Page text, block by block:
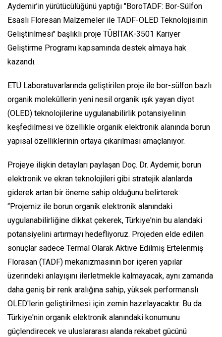
Aydemir’in yürütücülüğünü yaptığı "BoroTADF: Bor-Sülfon
Esaslı Floresan Malzemeler ile TADF-OLED Teknolojisinin
Geliştirilmesi" başlıklı proje TÜBİTAK-3501 Kariyer
Geliştirme Programı kapsamında destek almaya hak
kazandı.
ETÜ Laboratuvarlarında geliştirilen proje ile bor-sülfon bazlı
organik moleküllerin yeni nesil organik ışık yayan diyot
(OLED) teknolojilerine uygulanabilirlik potansiyelinin
keşfedilmesi ve özellikle organik elektronik alanında borun
yapısal özelliklerinin ortaya çıkarılması amaçlanıyor.
Projeye ilişkin detayları paylaşan Doç. Dr. Aydemir, borun
elektronik ve ekran teknolojileri gibi stratejik alanlarda
giderek artan bir öneme sahip olduğunu belirterek:
“Projemiz ile borun organik elektronik alanındaki
uygulanabilirliğine dikkat çekerek, Türkiye'nin bu alandaki
potansiyelini artırmayı hedefliyoruz. Projeden elde edilen
sonuçlar sadece Termal Olarak Aktive Edilmiş Ertelenmiş
Florasan (TADF) mekanizmasının bor içeren yapılar
üzerindeki anlayışını ilerletmekle kalmayacak, aynı zamanda
daha geniş bir renk aralığına sahip, yüksek performanslı
OLED'lerin geliştirilmesi için zemin hazırlayacaktır. Bu da
Türkiye'nin organik elektronik alanındaki konumunu
güçlendirecek ve uluslararası alanda rekabet gücünü